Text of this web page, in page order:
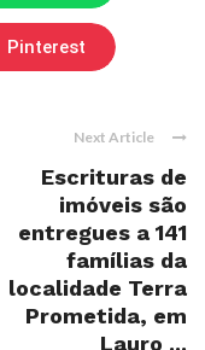
Pinterest
Next Article
Escrituras de
imóveis são
entregues a 141
famílias da
localidade Terra
Prometida, em
Lauro ...